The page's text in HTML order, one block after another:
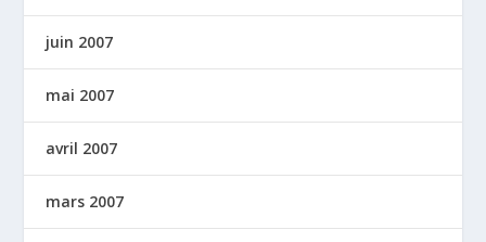
juin 2007
mai 2007
avril 2007
mars 2007